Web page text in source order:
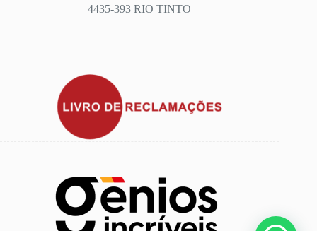
4435-393 RIO TINTO